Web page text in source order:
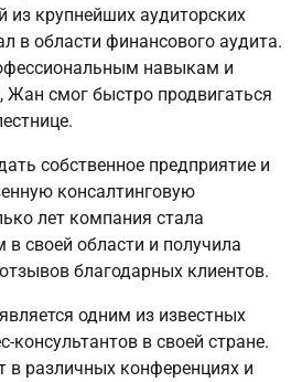
из крупнейших аудиторских
в области финансового аудита.
навыкам и
Жан смог быстро продвигаться
собственное предприятие и
консалтинговую
лет компания стала
своей области и получила
благодарных клиентов.
одним из известных
консультантов в своей стране.
в различных конференциях и